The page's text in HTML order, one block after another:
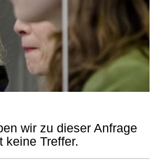
wir zu dieser Anfrage
keine Treffer.